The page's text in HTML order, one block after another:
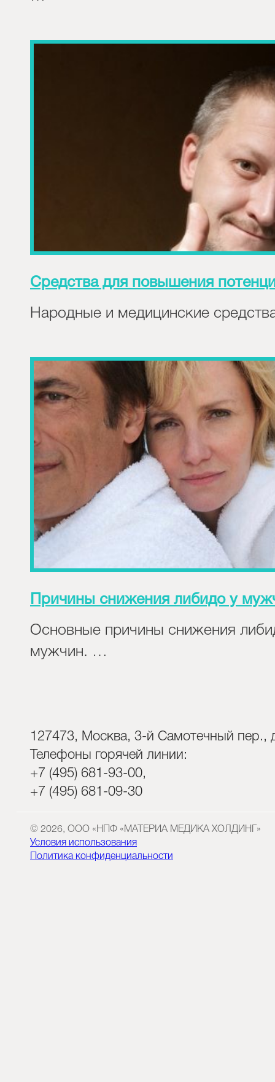
Средства для повышения
Народные и медицинские
Причины снижения либидо у
Основные причины снижения
мужчин. …
127473, Москва, 3-й Самотечный пер.,
Телефоны горячей линии:
+7 (495) 681-93-00,
+7 (495) 681-09-30
© 2026, ООО «НПФ «МАТЕРИА МЕДИКА ХОЛДИНГ»
Условия использования
Политика конфиденциальности